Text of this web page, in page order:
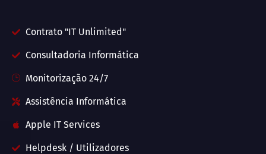
Contrato "IT Unlimited"
Consultadoria Informática
Monitorização 24/7
Assistência Informática
Apple IT Services
Helpdesk / Utilizadores